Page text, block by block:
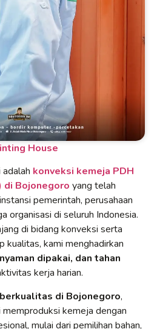
House
konveksi kemeja PDH
di Bojonegoro yang telah
pemerintah, perusahaan
organisasi di seluruh Indonesia.
di bidang konveksi serta
kualitas, kami menghadirkan
dipakai, dan tahan
kerja harian.
di Bojonegoro,
kemeja dengan
mulai dari pemilihan bahan,